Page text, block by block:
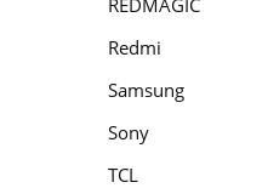
Redmi
Samsung
Sony
TCL